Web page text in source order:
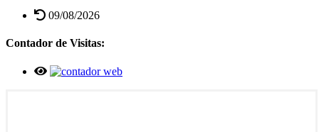
09/08/2026
Contador de Visitas: